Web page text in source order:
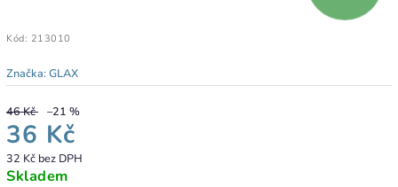
Kód: 213010
Značka:GLAX
46 Kč –21 %
36 Kč
32 Kč bez DPH
Skladem